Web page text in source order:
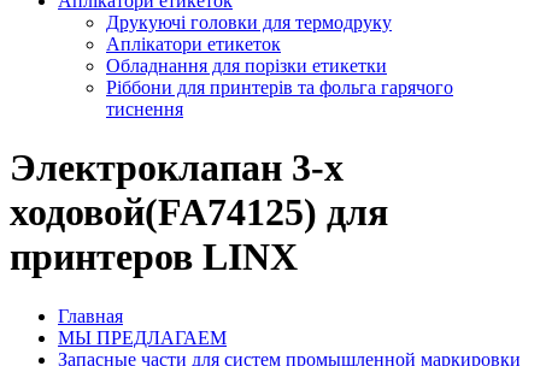
Друкуючі головки для термодруку
Аплікатори етикеток
Обладнання для порізки етикетки
Ріббони для принтерів та фольга гарячого
тиснення
Электроклапан 3-х
ходовой(FA74125) для
принтеров LINX
Главная
МЫ ПРЕДЛАГАЕМ
Запасные части для систем промышленной маркировки